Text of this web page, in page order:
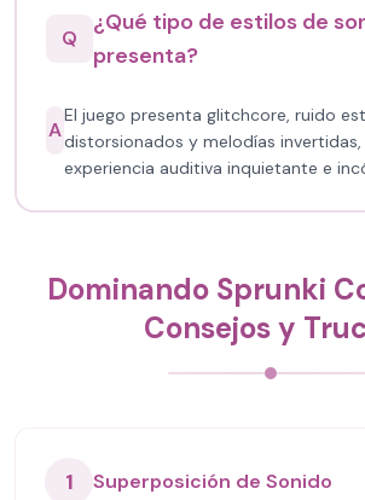
Q
¿Qué tipo de estilos de
presenta?
A
El juego presenta glitchcore, ruido
distorsionados y melodías
experiencia auditiva inquietante e
Dominando Sprunki
Consejos y
1 Superposición de Sonido